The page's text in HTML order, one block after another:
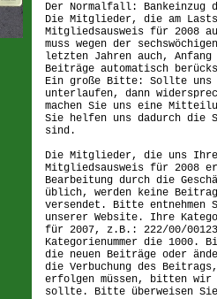
Der Normalfall: Bankeinzug
Die Mitglieder, die am
Mitgliedsausweis für 2008
muss wegen der
letzten Jahren auch, Anfang
Beiträge automatisch
Ein große Bitte: Sollte uns
unterlaufen, dann
machen Sie uns eine
Sie helfen uns dadurch die
sind.
Die Mitglieder, die uns
Mitgliedsausweis für 2008
Bearbeitung durch die
üblich, werden keine
versendet. Bitte
unserer Website. Ihre
für 2007, z.B.: 222/00/
Kategorienummer die 1000.
die neuen Beiträge oder
die Verbuchung des
erfolgen müssen, bitten wir
sollte. Bitte überweisen Sie